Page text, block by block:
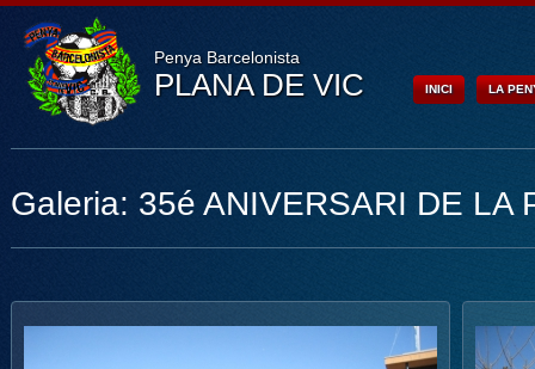
Penya Barcelonista
PLANA DE VIC INICI LA
Galeria: 35é ANIVERSARI DE LA